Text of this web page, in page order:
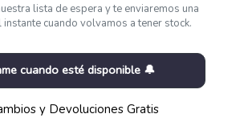
lista de espera y te enviaremos una
instante cuando volvamos a tener stock.
cuando esté disponible 🔔
y Devoluciones Gratis